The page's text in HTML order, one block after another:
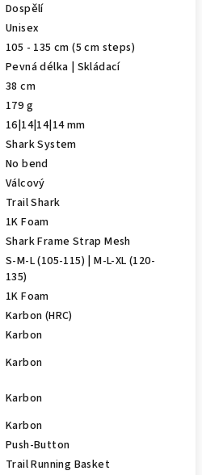
Dospělí
Unisex
105 - 135 cm (5 cm steps)
Pevná délka | Skládací
38 cm
179 g
16|14|14|14 mm
Shark System
No bend
Válcový
Trail Shark
1K Foam
Shark Frame Strap Mesh
S-M-L (105-115) | M-L-XL (120-
135)
1K Foam
Karbon (HRC)
Karbon
Karbon
Karbon
Karbon
Push-Button
Trail Running Basket